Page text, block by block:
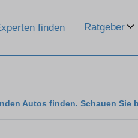
finden Ratgeber
Autos finden. Schauen Sie